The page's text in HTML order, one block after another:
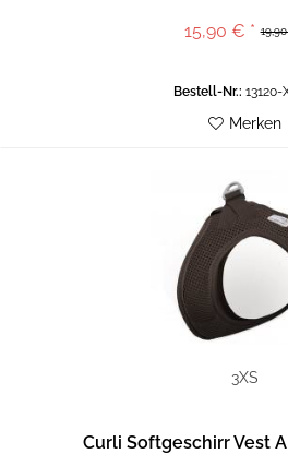
15,90 € *
Bestell-Nr.: 13120-
Merken
3XS
Curli Softgeschirr Vest